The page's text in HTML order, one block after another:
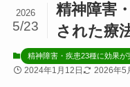
精神障害
された療
2026
5/23
精神障害・疾患23種に効果が
2024年1月12日 2026年5